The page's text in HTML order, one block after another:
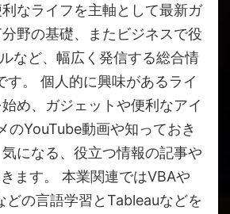
なライフを主軸として最新ガ
野の基礎、またビジネスで役
など、幅広く発信する総合情
す。 個人的に興味があるライ
め、ガジェットや便利なアイ
のYouTube動画や知っておき
になる、役立つ情報の記事や
ます。 本業関連ではVBAや
どの言語学習とTableauなどを